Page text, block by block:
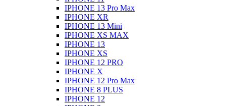
IPHONE 13 Pro Max
IPHONE XR
IPHONE 13 Mini
IPHONE XS MAX
IPHONE 13
IPHONE XS
IPHONE 12 PRO
IPHONE X
IPHONE 12 Pro Max
IPHONE 8 PLUS
IPHONE 12